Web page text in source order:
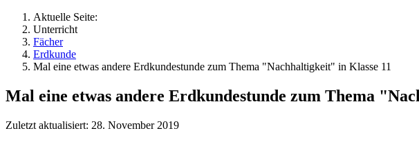
Aktuelle Seite:
Unterricht
Fächer
Erdkunde
Mal eine etwas andere Erdkundestunde zum Thema "Nachhaltigkeit" in Klasse 11
Mal eine etwas andere Erdkundestunde zum Thema
Zuletzt aktualisiert: 28. November 2019